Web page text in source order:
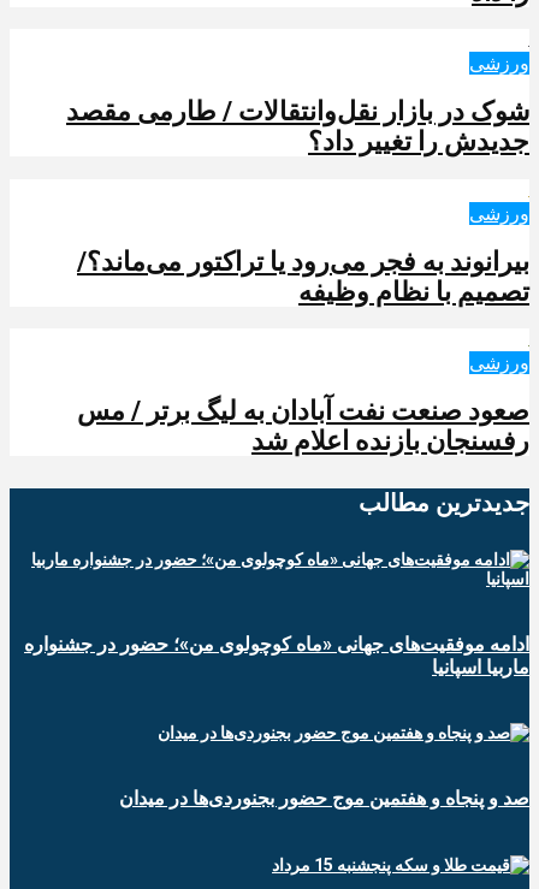
ورزشی
شوک در بازار نقل‌وانتقالات / طارمی مقصد
جدیدش را تغییر داد؟
ورزشی
بیرانوند به فجر می‌رود یا تراکتور می‌ماند؟/
تصمیم با نظام وظیفه
ورزشی
صعود صنعت نفت آبادان به لیگ برتر / مس
رفسنجان بازنده اعلام شد
جدیدترین‌ مطالب
ادامه موفقیت‌های جهانی «ماه کوچولوی من»؛ حضور در جشنواره
ماربیا اسپانیا
صد و پنجاه و هفتمین موج حضور بجنوردی‌ها در میدان